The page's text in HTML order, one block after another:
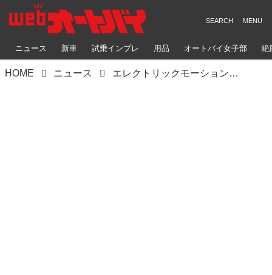
ニュース 新車 試乗インプレ 用品 オートバイ女子部 絶
HOME ニュース エレクトリックモーションは、予想どおり世界トライアル選手権のトライアル2クラスで、ICE（内燃機関）搭載車とガチ勝負します!!